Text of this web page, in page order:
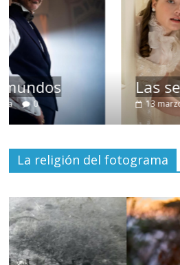
Las series-caramelos
13 marzo, 2026 Julio Martínez
La religión del fotograma